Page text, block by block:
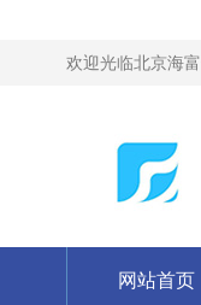
欢迎光临北京海
网站首页